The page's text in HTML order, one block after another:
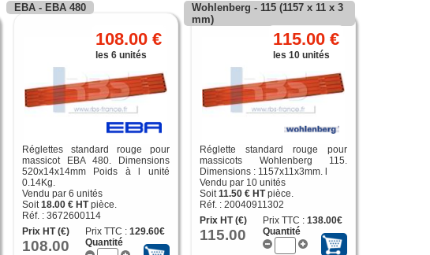
EBA - EBA 480
Réglettes standard rouge pour
massicot EBA 480. Dimensions
520x14x14mm Poids à l unité
0.14Kg.
Vendu par 6 unités
Soit18.00 € HTpièce.
Réf. : 3672600114
Prix HT (€)
108.00
Prix TTC : 129.60€
Quantité
108.00 €
les 6 unités
Wohlenberg - 115 (1157 x 11 x 3
mm)
Réglette standard rouge pour
massicots Wohlenberg 115.
Dimensions : 1157x11x3mm. l
Vendu par 10 unités
Soit11.50 € HTpièce.
Réf. : 20040911302
Prix HT (€)
115.00
Prix TTC :138.00€
Quantité
115.00 €
les 10 unités